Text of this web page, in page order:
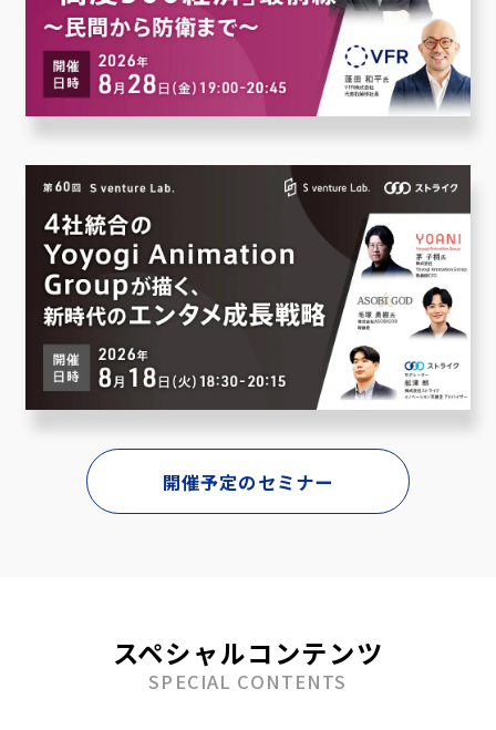
開催予定のセミナー
スペシャルコンテンツ
SPECIAL CONTENTS